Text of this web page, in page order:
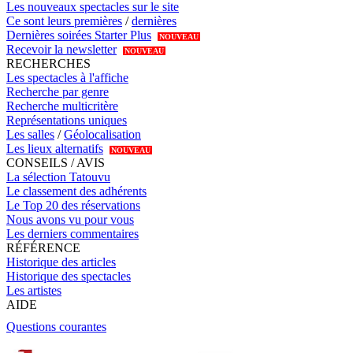
Les nouveaux spectacles sur le site
Ce sont leurs premières /dernières
Dernières soirées Starter Plus
NOUVEAU
Recevoir la newsletter NOUVEAU
RECHERCHES
Les spectacles à l'affiche
Recherche par genre
Recherche multicritère
Représentations uniques
Les salles /Géolocalisation
Les lieux alternatifs
NOUVEAU
CONSEILS / AVIS
La sélection Tatouvu
Le classement des adhérents
Le Top 20 des réservations
Nous avons vu pour vous
Les derniers commentaires
RÉFÉRENCE
Historique des articles
Historique des spectacles
Les artistes
AIDE
Questions courantes